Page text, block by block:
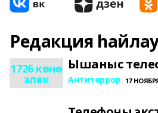
Редакция
1726 көнө
элек
Ышаныс
Антитеррор 17